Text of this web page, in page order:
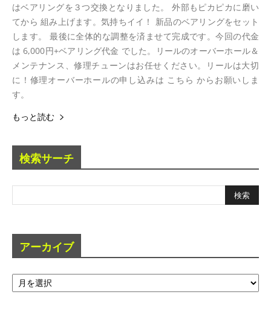
はベアリングを３つ交換となりました。 外部もピカピカに磨い
てから 組み上げます。気持ちイイ！ 新品のベアリングをセット
します。 最後に全体的な調整を済ませて完成です。今回の代金
は 6,000円+ベアリング代金 でした。リールのオーバーホール＆
メンテナンス、修理チューンはお任せください。リールは大切
に！修理オーバーホールの申し込みは こちら からお願いしま
す。
もっと読む
検索サーチ
アーカイブ
ア
ー